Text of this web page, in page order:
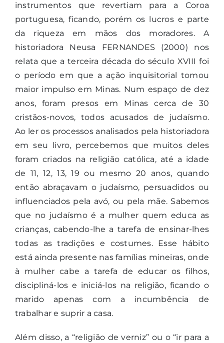
instrumentos que revertiam para a Coroa
portuguesa, ficando, porém os lucros e parte
da riqueza em mãos dos moradores. A
historiadora Neusa FERNANDES (2000) nos
relata que a terceira década do século XVIII foi
o período em que a ação inquisitorial tomou
maior impulso em Minas. Num espaço de dez
anos, foram presos em Minas cerca de 30
cristãos-novos, todos acusados de judaísmo.
Ao ler os processos analisados pela historiadora
em seu livro, percebemos que muitos deles
foram criados na religião católica, até a idade
de 11, 12, 13, 19 ou mesmo 20 anos, quando
então abraçavam o judaísmo, persuadidos ou
influenciados pela avó, ou pela mãe. Sabemos
que no judaísmo é a mulher quem educa as
crianças, cabendo-lhe a tarefa de ensinar-lhes
todas as tradições e costumes. Esse hábito
está ainda presente nas famílias mineiras, onde
à mulher cabe a tarefa de educar os filhos,
discipliná-los e iniciá-los na religião, ficando o
marido apenas com a incumbência de
trabalhar e suprir a casa.
Além disso, a “religião de verniz” ou o “ir para a